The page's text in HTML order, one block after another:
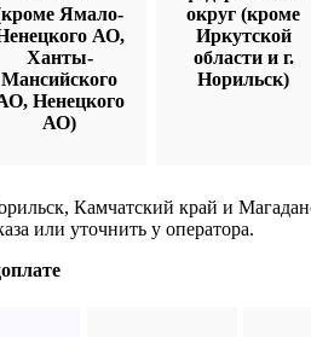
Ямало-
АО,
Ханты-
Мансийского
Ненецкого
АО)
округ (кроме
Иркутской
области и г.
Норильск)
Камчатский край и
или уточнить у оператора.